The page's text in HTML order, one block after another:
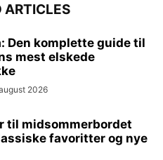
ARTICLES
Den komplette guide til
mest elskede
2026
til midsommerbordet
favoritter og nye